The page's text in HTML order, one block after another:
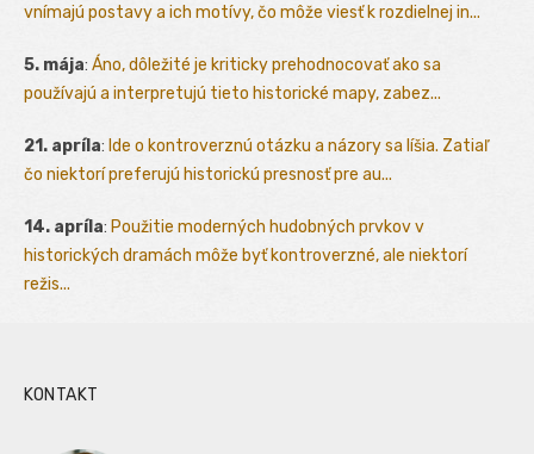
vnímajú postavy a ich motívy, čo môže viesť k rozdielnej in...
5. mája: Áno, dôležité je kriticky prehodnocovať ako sa
používajú a interpretujú tieto historické mapy, zabez...
21. apríla: Ide o kontroverznú otázku a názory sa líšia. Zatiaľ
čo niektorí preferujú historickú presnosť pre au...
14. apríla: Použitie moderných hudobných prvkov v
historických dramách môže byť kontroverzné, ale niektorí
režis...
KONTAKT